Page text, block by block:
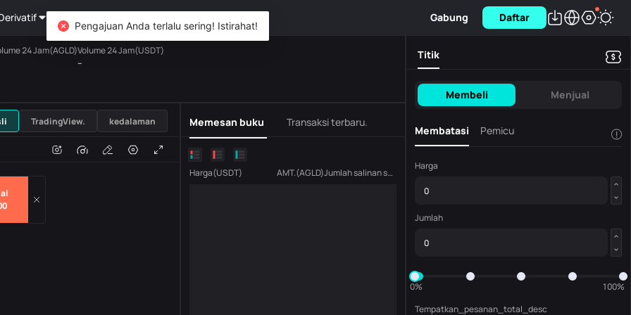
Kekayaan Gabung Daftar
24 Jam(AGLD)Volume 24 Jam(USDT)
--
USDT
Volume
TradingView. kedalaman Memesan buku Transaksi terbaru.
Harga(USDT) AMT.(AGLD) Jumlah salinan saat ini AGLD)
Titik
Membeli Menjual
Membatasi Pemicu !
Harga
Jumlah
0%
100%
Tempatkan_pesanan_total_desc
Pengajuan Anda terlalu sering! Istirahat!